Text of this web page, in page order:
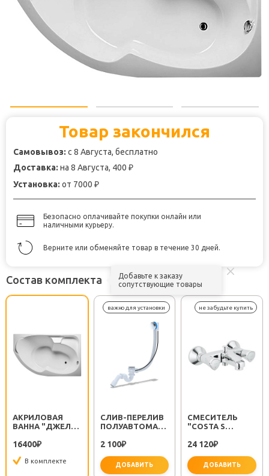
Товар закончился
Самовывоз: с 8 Августа, бесплатно
Доставка: на 8 Августа, 400 ₽
Установка: от 7000 ₽
Безопасно оплачивайте покупки онлайн или
наличными курьеру.
Верните или обменяйте товар в течение 30 дней.
Состав комплекта
Добавьте к заказу
сопутствующие товары
АКРИЛОВАЯ
ВАННА "ДЖЕЛА"
16400₽
В комплекте
важно для установки
CЛИВ-ПЕРЕЛИВ
ПОЛУАВТОМАТ
2 100₽
ДОБАВИТЬ
не
СМЕСИТЕЛЬ
"COSTA S
24 120₽
ДОБАВИТЬ